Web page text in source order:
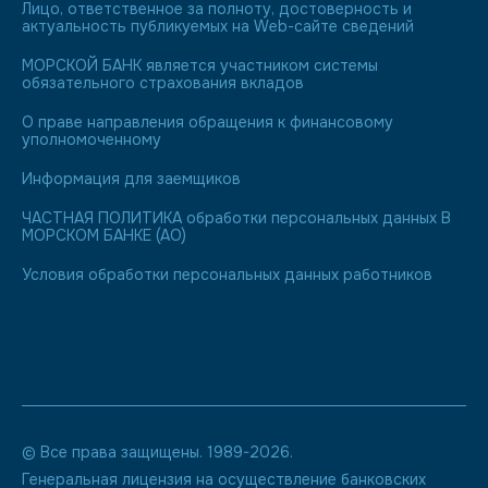
Лицо, ответственное за полноту, достоверность и
актуальность публикуемых на Web-сайте сведений
МОРСКОЙ БАНК является участником системы
обязательного страхования вкладов
О праве направления обращения к финансовому
уполномоченному
Информация для заемщиков
ЧАСТНАЯ ПОЛИТИКА обработки персональных данных В
МОРСКОМ БАНКЕ (АО)
Условия обработки персональных данных работников
© Все права защищены. 1989-2026.
Генеральная лицензия на осуществление банковских